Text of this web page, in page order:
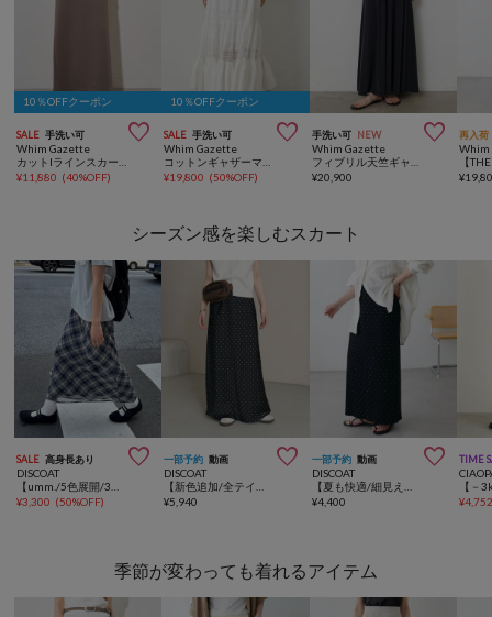
10％OFFクーポン
SALE 手洗い可 
Whim Gazette
カットIラインスカート
¥11,880 (40%OFF)
10％OFFクーポン
SALE 手洗い可 
Whim Gazette
コットンギャザーマキシスカート
¥19,800 (50%OFF)
手洗い可 NEW 
Whim Gazette
フィブリル天竺ギャザースカート
¥20,900
再入荷
Whim
¥
シーズン感を楽しむスカート
SALE 高身長あり 
DISCOAT
¥3,300 (50%OFF)
一部予約 動画 
DISCOAT
¥5,940
一部予約 動画 
DISCOAT
¥4,400
TIME
¥
季節が変わっても着れるアイテム